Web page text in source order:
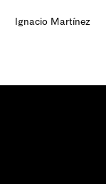
Ignacio Martínez